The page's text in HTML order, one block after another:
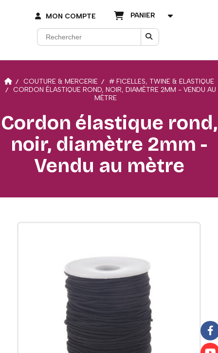
MON COMPTE PANIER
COUTURE & MERCERIE
# FICELLES, TWINE & ELASTIQUE
CORDON ÉLASTIQUE ROND, NOIR, DIAMÈTRE 2MM - VENDU AU
MÈTRE
Cordon élastique rond,
noir, diamètre 2mm -
Vendu au mètre